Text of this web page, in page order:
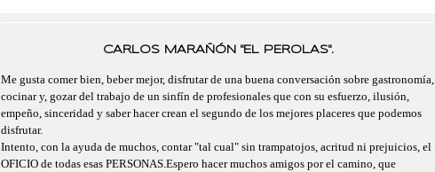
CARLOS MARAÑÓN "EL PEROLAS".
Me gusta comer bien, beber mejor, disfrutar de una buena conversación sobre gastronomía,
cocinar y, gozar del trabajo de un sinfín de profesionales que con su esfuerzo, ilusión,
empeño, sinceridad y saber hacer crean el segundo de los mejores placeres que podemos
disfrutar.
Intento, con la ayuda de muchos, contar "tal cual" sin trampatojos, acritud ni prejuicios, el
OFICIO de todas esas PERSONAS.Espero hacer muchos amigos por el camino, que